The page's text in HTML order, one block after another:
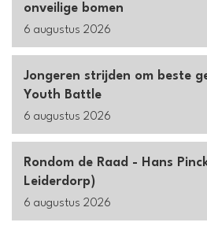
onveilige bomen
6 augustus 2026
Jongeren strijden om beste
Youth Battle
6 augustus 2026
Rondom de Raad - Hans
Leiderdorp)
6 augustus 2026